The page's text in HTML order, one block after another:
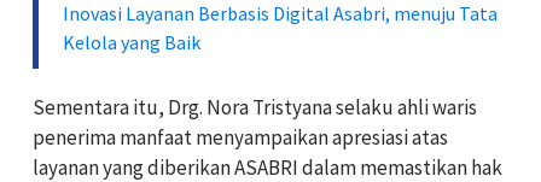
Inovasi Layanan Berbasis Digital Asabri, menuju Tata
Kelola yang Baik
Sementara itu, Drg. Nora Tristyana selaku ahli waris
penerima manfaat menyampaikan apresiasi atas
layanan yang diberikan ASABRI dalam memastikan hak